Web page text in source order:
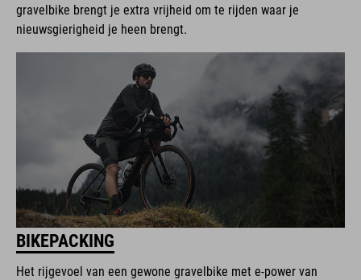
gravelbike brengt je extra vrijheid om te rijden waar je
nieuwsgierigheid je heen brengt.
BIKEPACKING
Het rijgevoel van een gewone gravelbike met e-power van